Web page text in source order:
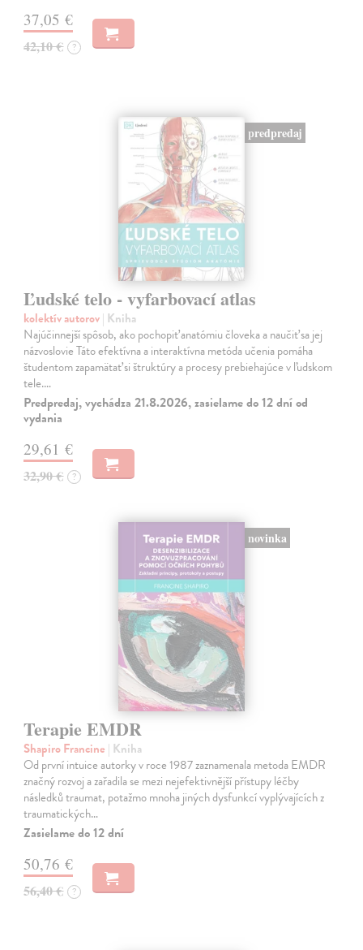
37,05 €
42,10 € ?
predpredaj
Ľudské telo - vyfarbovací atlas
kolektív autorov| Kniha
Najúčinnejší spôsob, ako pochopiť anatómiu človeka a naučiť sa jej
názvoslovie Táto efektívna a interaktívna metóda učenia pomáha
študentom zapamätať si štruktúry a procesy prebiehajúce v ľudskom
tele.…
Predpredaj, vychádza 21.8.2026, zasielame do 12 dní od
vydania
29,61 €
32,90 € ?
novinka
Terapie EMDR
Shapiro Francine | Kniha
Od první intuice autorky v roce 1987 zaznamenala metoda EMDR
značný rozvoj a zařadila se mezi nejefektivnější přístupy léčby
následků traumat, potažmo mnoha jiných dysfunkcí vyplývajících z
traumatických…
Zasielame do 12 dní
50,76 €
56,40 € ?